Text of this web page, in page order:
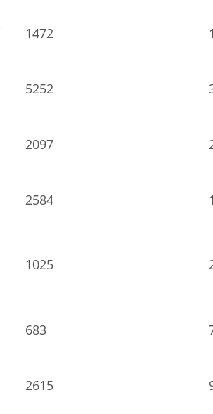
1472
5252
2097
2584
1025
683
2615